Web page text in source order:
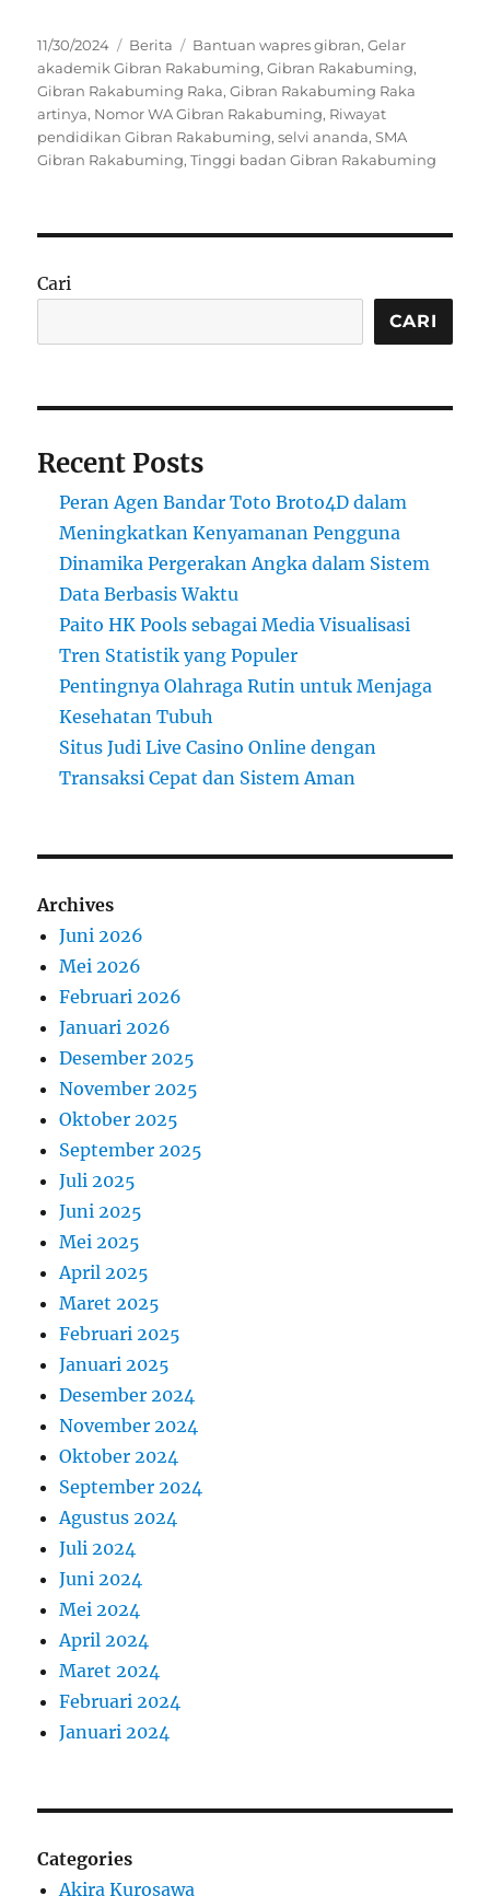
Posted
on
11/30/2024 Categories
Berita Tags
Bantuan wapres gibran,Gelar
akademik Gibran Rakabuming,Gibran Rakabuming,
Gibran Rakabuming Raka,Gibran Rakabuming Raka
artinya, Nomor WA Gibran Rakabuming, Riwayat
pendidikan Gibran Rakabuming,selvi ananda,SMA
Gibran Rakabuming,Tinggi badan Gibran Rakabuming
Cari
CARI
Recent Posts
Peran Agen Bandar Toto Broto4D dalam
Meningkatkan Kenyamanan Pengguna
Dinamika Pergerakan Angka dalam Sistem
Data Berbasis Waktu
Paito HK Pools sebagai Media Visualisasi
Tren Statistik yang Populer
Pentingnya Olahraga Rutin untuk Menjaga
Kesehatan Tubuh
Situs Judi Live Casino Online dengan
Transaksi Cepat dan Sistem Aman
Archives
Juni 2026
Mei 2026
Februari 2026
Januari 2026
Desember 2025
November 2025
Oktober 2025
September 2025
Juli 2025
Juni 2025
Mei 2025
April 2025
Maret 2025
Februari 2025
Januari 2025
Desember 2024
November 2024
Oktober 2024
September 2024
Agustus 2024
Juli 2024
Juni 2024
Mei 2024
April 2024
Maret 2024
Februari 2024
Januari 2024
Categories
Akira Kurosawa